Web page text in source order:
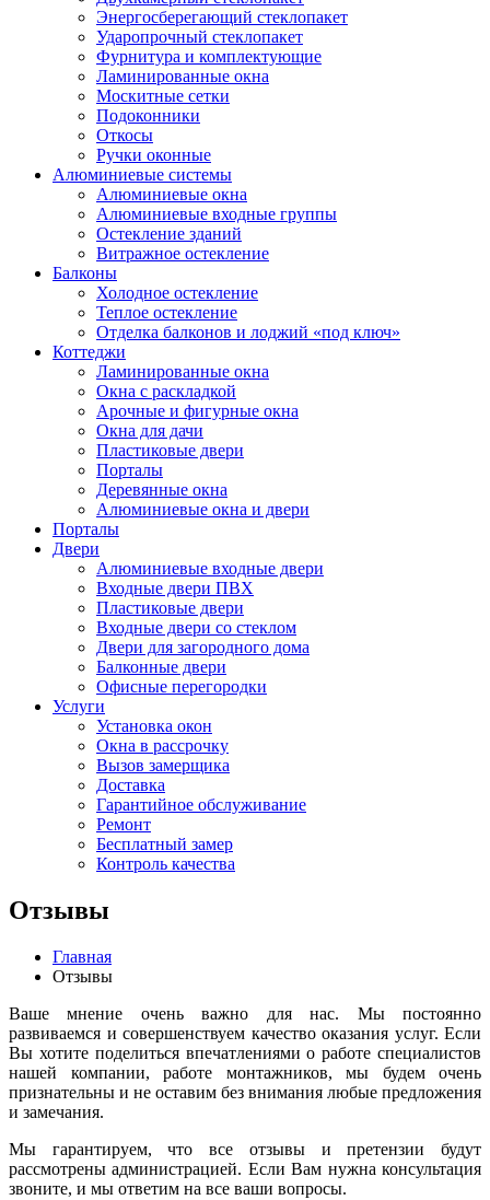
Энергосберегающий стеклопакет
Ударопрочный стеклопакет
Фурнитура и комплектующие
Ламинированные окна
Москитные сетки
Подоконники
Откосы
Ручки оконные
Алюминиевые системы
Алюминиевые окна
Алюминиевые входные группы
Остекление зданий
Витражное остекление
Балконы
Холодное остекление
Теплое остекление
Отделка балконов и лоджий «под ключ»
Коттеджи
Ламинированные окна
Окна с раскладкой
Арочные и фигурные окна
Окна для дачи
Пластиковые двери
Порталы
Деревянные окна
Алюминиевые окна и двери
Порталы
Двери
Алюминиевые входные двери
Входные двери ПВХ
Пластиковые двери
Входные двери со стеклом
Двери для загородного дома
Балконные двери
Офисные перегородки
Услуги
Установка окон
Окна в рассрочку
Вызов замерщика
Доставка
Гарантийное обслуживание
Ремонт
Бесплатный замер
Контроль качества
Отзывы
Главная
Отзывы
Ваше мнение очень важно для нас. Мы постоянно
развиваемся и совершенствуем качество оказания услуг. Если
Вы хотите поделиться впечатлениями о работе специалистов
нашей компании, работе монтажников, мы будем очень
признательны и не оставим без внимания любые предложения
и замечания.
Мы гарантируем, что все отзывы и претензии будут
рассмотрены администрацией. Если Вам нужна консультация
звоните, и мы ответим на все ваши вопросы.